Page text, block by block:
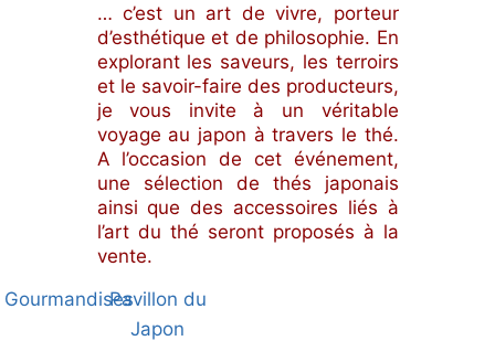
… c’est un art de vivre, porteur
d’esthétique et de philosophie. En
explorant les saveurs, les terroirs
et le savoir-faire des producteurs,
je vous invite à un véritable
voyage au japon à travers le thé.
A l’occasion de cet événement,
une sélection de thés japonais
ainsi que des accessoires liés à
l’art du thé seront proposés à la
vente.
GourmandisesPavillon du
Japon